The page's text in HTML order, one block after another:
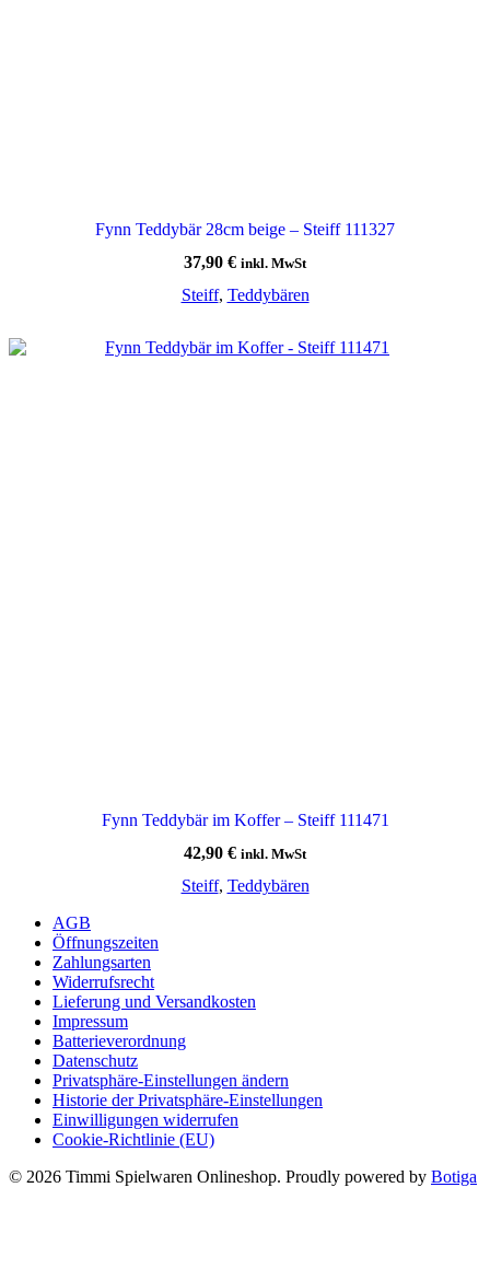
Fynn Teddybär 28cm beige – Steiff 111327
37,90 € inkl. MwSt
Steiff, Teddybären
Fynn Teddybär im Koffer – Steiff 111471
42,90 € inkl. MwSt
Steiff, Teddybären
AGB
Öffnungszeiten
Zahlungsarten
Widerrufsrecht
Lieferung und Versandkosten
Impressum
Batterieverordnung
Datenschutz
Privatsphäre-Einstellungen ändern
Historie der Privatsphäre-Einstellungen
Einwilligungen widerrufen
Cookie-Richtlinie (EU)
© 2026 Timmi Spielwaren Onlineshop. Proudly powered by Botiga